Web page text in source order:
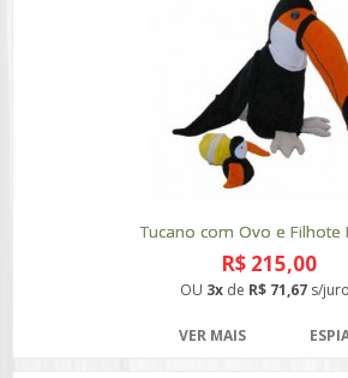
Tucano com Ovo e Filhote
R$ 215,00
OU 3x de R$ 71,67 s/
VER MAIS